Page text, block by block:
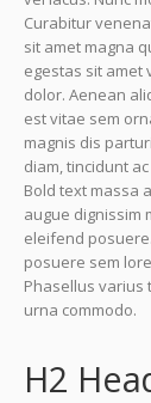
Curabitur
sit amet magna
egestas sit amet
dolor. Aenean
est vitae sem
magnis dis
diam, tincidunt
Bold text massa
augue dignissim
eleifend
posuere sem
Phasellus varius
urna commodo.
H2